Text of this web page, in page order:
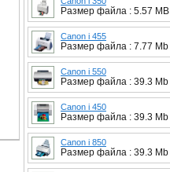
Размер файла : 5.57 MB
Canon i 455
Размер файла : 7.77 Mb
Canon i 550
Размер файла : 39.3 Mb
Canon i 450
Размер файла : 39.3 Mb
Canon i 850
Размер файла : 39.3 Mb